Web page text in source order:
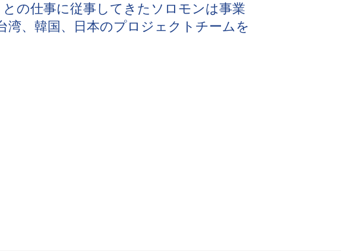
の仕事に従事してきたソロモンは事業
湾、韓国、日本のプロジェクトチームを